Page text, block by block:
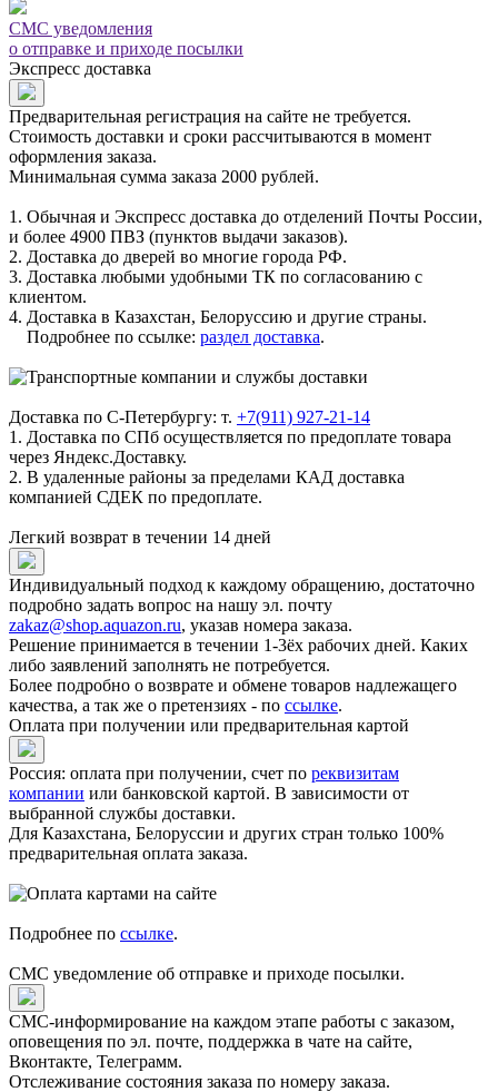
СМС уведомления
о отправке и приходе посылки
Экспресс доставка
Предварительная регистрация на сайте не требуется.
Стоимость доставки и сроки рассчитываются в момент
оформления заказа.
Минимальная сумма заказа 2000 рублей.
1. Обычная и Экспресс доставка до отделений Почты России,
и более 4900 ПВЗ (пунктов выдачи заказов).
2. Доставка до дверей во многие города РФ.
3. Доставка любыми удобными ТК по согласованию с
клиентом.
4. Доставка в Казахстан, Белоруссию и другие страны.
Подробнее по ссылке: раздел доставка.
Доставка по С-Петербургу: т. +7(911) 927-21-14
1. Доставка по СПб осуществляется по предоплате товара
через Яндекс.Доставку.
2. В удаленные районы за пределами КАД доставка
компанией СДЕК по предоплате.
Легкий возврат в течении 14 дней
Индивидуальный подход к каждому обращению, достаточно
подробно задать вопрос на нашу эл. почту
zakaz@shop.aquazon.ru, указав номера заказа.
Решение принимается в течении 1-3ёх рабочих дней. Каких
либо заявлений заполнять не потребуется.
Более подробно о возврате и обмене товаров надлежащего
качества, а так же о претензиях - по ссылке.
Оплата при получении или предварительная картой
Россия: оплата при получении, счет по реквизитам
компании или банковской картой. В зависимости от
выбранной службы доставки.
Для Казахстана, Белоруссии и других стран только 100%
предварительная оплата заказа.
Подробнее по ссылке.
СМС уведомление об отправке и приходе посылки.
СМС-информирование на каждом этапе работы с заказом,
оповещения по эл. почте, поддержка в чате на сайте,
Вконтакте, Телеграмм.
Отслеживание состояния заказа по номеру заказа.